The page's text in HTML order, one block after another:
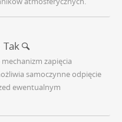
Tak
zapięcia
samoczynne odpięcie
ewentualnym